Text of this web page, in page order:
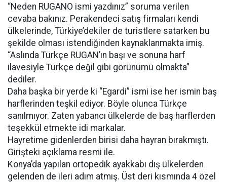
“Neden RUGANO ismi yazdınız” soruma verilen
cevaba bakınız. Perakendeci satış firmaları kendi
ülkelerinde, Türkiye’dekiler de turistlere satarken bu
şekilde olması istendiğinden kaynaklanmakta imiş.
“Aslında Türkçe RUGAN’ın başı ve sonuna harf
ilavesiyle Türkçe değil gibi görünümü olmakta”
dediler.
Daha başka bir yerde ki “Egardi” ismi ise her ismin baş
harflerinden teşkil ediyor. Böyle olunca Türkçe
sanılmıyor. Zaten yabancı ülkelerde de baş harflerden
teşekkül etmekte idi markalar.
Hayretime gidenlerden birisi daha hayran bırakmıştı.
Girişteki açıklama resmi ile.
Konya’da yapılan ortopedik ayakkabı dış ülkelerden
gelenden de ileri adım atmış. Üst deri kısmında 4 özel